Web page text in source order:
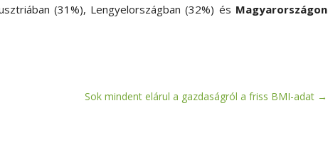
(31%), Lengyelországban (32%) és Magyarországon
Sok mindent elárul a gazdaságról a friss BMI-adat →